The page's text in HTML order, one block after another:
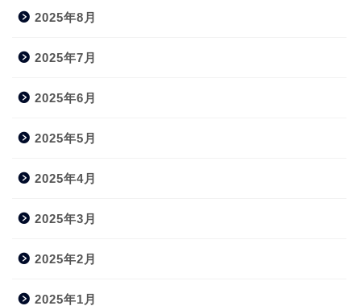
2025年8月
2025年7月
2025年6月
2025年5月
2025年4月
2025年3月
2025年2月
2025年1月